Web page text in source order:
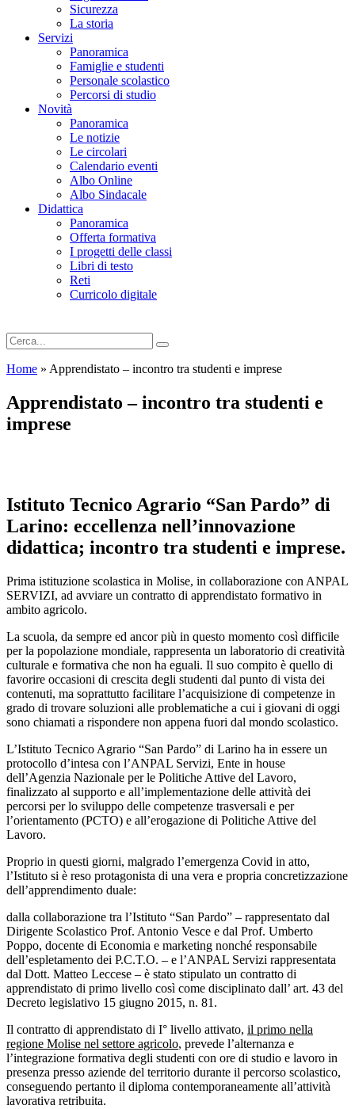
Sicurezza
La storia
Servizi
Panoramica
Famiglie e studenti
Personale scolastico
Percorsi di studio
Novità
Panoramica
Le notizie
Le circolari
Calendario eventi
Albo Online
Albo Sindacale
Didattica
Panoramica
Offerta formativa
I progetti delle classi
Libri di testo
Reti
Curricolo digitale
Home » Apprendistato – incontro tra studenti e imprese
Apprendistato – incontro tra studenti e
imprese
Istituto Tecnico Agrario “San Pardo” di
Larino: eccellenza nell’innovazione
didattica; incontro tra studenti e imprese.
Prima istituzione scolastica in Molise, in collaborazione con ANPAL
SERVIZI, ad avviare un contratto di apprendistato formativo in
ambito agricolo.
La scuola, da sempre ed ancor più in questo momento così difficile
per la popolazione mondiale, rappresenta un laboratorio di creatività
culturale e formativa che non ha eguali. Il suo compito è quello di
favorire occasioni di crescita degli studenti dal punto di vista dei
contenuti, ma soprattutto facilitare l’acquisizione di competenze in
grado di trovare soluzioni alle problematiche a cui i giovani di oggi
sono chiamati a rispondere non appena fuori dal mondo scolastico.
L’Istituto Tecnico Agrario “San Pardo” di Larino ha in essere un
protocollo d’intesa con l’ANPAL Servizi, Ente in house
dell’Agenzia Nazionale per le Politiche Attive del Lavoro,
finalizzato al supporto e all’implementazione delle attività dei
percorsi per lo sviluppo delle competenze trasversali e per
l’orientamento (PCTO) e all’erogazione di Politiche Attive del
Lavoro.
Proprio in questi giorni, malgrado l’emergenza Covid in atto,
l’Istituto si è reso protagonista di una vera e propria concretizzazione
dell’apprendimento duale:
dalla collaborazione tra l’Istituto “San Pardo” – rappresentato dal
Dirigente Scolastico Prof. Antonio Vesce e dal Prof. Umberto
Poppo, docente di Economia e marketing nonché responsabile
dell’espletamento dei P.C.T.O. – e l’ANPAL Servizi rappresentata
dal Dott. Matteo Leccese – è stato stipulato un contratto di
apprendistato di primo livello così come disciplinato dall’ art. 43 del
Decreto legislativo 15 giugno 2015, n. 81.
Il contratto di apprendistato di I° livello attivato, il primo nella
regione Molise nel settore agricolo, prevede l’alternanza e
l’integrazione formativa degli studenti con ore di studio e lavoro in
presenza presso aziende del territorio durante il percorso scolastico,
conseguendo pertanto il diploma contemporaneamente all’attività
lavorativa retribuita.